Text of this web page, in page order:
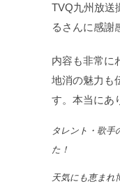
TVQ九州放送
るさんに感謝
内容も非常に
地消の魅力も
す。本当にあ
タレント・歌手
た！
天気にも恵まれ